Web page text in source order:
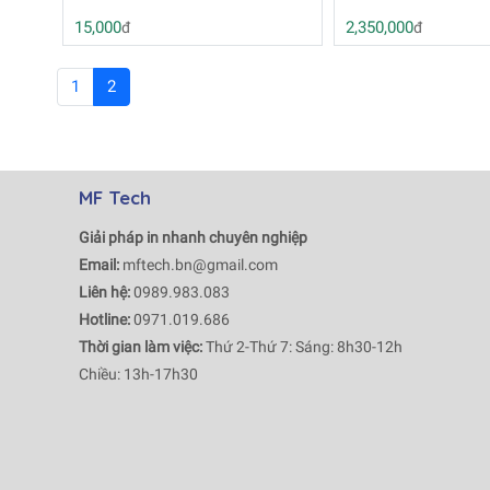
15,000đ
2,350,000đ
1 2
MF Tech
Giải pháp in nhanh chuyên nghiệp
Email: mftech.bn@gmail.com
Liên hệ:0989.983.083
Hotline:0971.019.686
Thời gian làm việc:Thứ 2-Thứ 7: Sáng: 8h30-12h
Chiều: 13h-17h30